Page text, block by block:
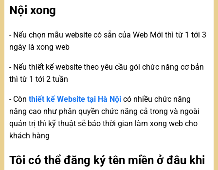
Nội xong
- Nếu chọn mẫu website có sẵn của Web Mới thì từ 1 tới 3
ngày là xong web
- Nếu thiết kế website theo yêu cầu gói chức năng cơ bản
thì từ 1 tới 2 tuần
- Còn thiết kế Website tại Hà Nộicó nhiều chức năng
nâng cao như phân quyền chức năng cả trong và ngoài
quản trị thì kỹ thuật sẽ báo thời gian làm xong web cho
khách hàng
Tôi có thể đăng ký tên miền ở đâu khi